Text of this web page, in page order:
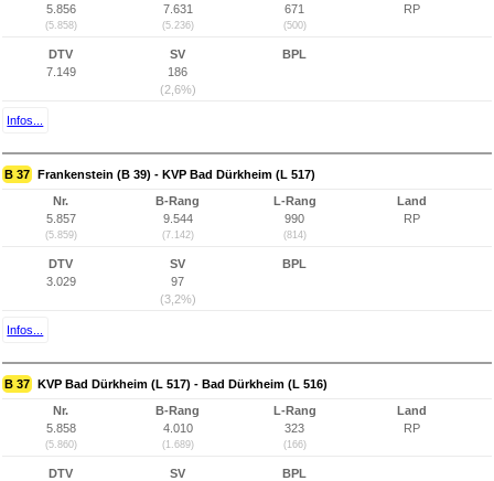
5.856
(5.858)
7.631
(5.236)
671
(500)
RP
DTV
7.149
SV
186
(2,6%)
BPL
Infos...
B 37 Frankenstein (B 39) - KVP Bad Dürkheim (L 517)
Nr.
5.857
(5.859)
B-Rang
9.544
(7.142)
L-Rang
990
(814)
Land
RP
DTV
3.029
SV
97
(3,2%)
BPL
Infos...
B 37 KVP Bad Dürkheim (L 517) - Bad Dürkheim (L 516)
Nr.
5.858
(5.860)
B-Rang
4.010
(1.689)
L-Rang
323
(166)
Land
RP
DTV
SV
BPL